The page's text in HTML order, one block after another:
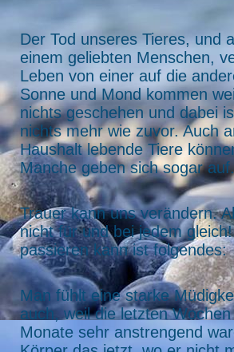
Der Tod unseres Tieres, und
einem geliebten Menschen,
Leben von einer auf die
Sonne und Mond kommen
nichts geschehen und dabei
nichts mehr wie zuvor. Auch
Haushalt lebende Tiere
Manche geben sich sogar auf.
Trauer kann uns verändern.
nicht für und bei jedem
passieren kann ist folgendes:
Man fühlt eine starke
auch, weil die letzten
Monate sehr anstrengend